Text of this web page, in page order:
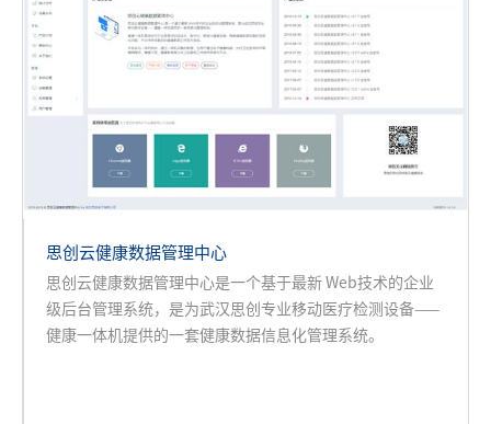
思创云健康数据管理中心
思创云健康数据管理中心是一个基于最新 Web技术的企业
级后台管理系统，是为武汉思创专业移动医疗检测设备——
健康一体机提供的一套健康数据信息化管理系统。